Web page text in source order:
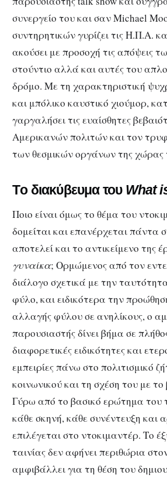
συνεργείο του και σαν Michael
συντηρητικών γυρίζει τις Η.Π.Α.
ακούσει με προσοχή τις απόψεις
στούντιο αλλά και αυτές του
δρόμο. Με τη χαρακτηριστική
και μπόλικο καυστικό χιούμορ,
γαργαλήσει τις ευαίσθητες
Αμερικανών πολιτών και τον
των θεσμικών οργάνων της χώρας
Τo διακύβευμα του What
Ποιο είναι όμως το θέμα του
δομείται και επανέρχεται πάντα
αποτελεί και το αντικείμενο της
γυναίκα; Ορμώμενος από τον
διάλογο σχετικά με την
φύλο, και ειδικότερα την
αλλαγής φύλου σε ανηλίκους, ο
παρουσιαστής δίνει βήμα σε
διαφορετικές ειδικότητες και
εμπειρίες πάνω στο πολιτισμικό
κοινωνικού και τη σχέση του με
Γύρω από το βασικό ερώτημα του
κάθε σκηνή, κάθε συνέντευξη και
επιλέγεται στο ντοκιμαντέρ. Το
ταινίας δεν αφήνει περιθώρια
αμφιβάλλει για τη θέση του